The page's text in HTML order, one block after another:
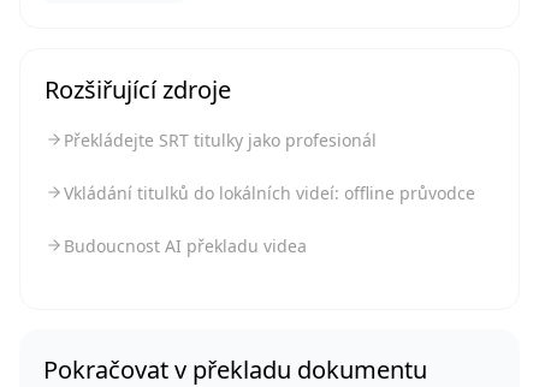
Rozšiřující zdroje
Překládejte SRT titulky jako profesionál
Vkládání titulků do lokálních videí: offline průvodce
Budoucnost AI překladu videa
Pokračovat v překladu dokumentu